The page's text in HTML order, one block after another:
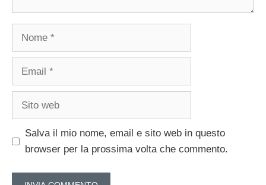
Nome
Email
Sito
Salva il mio nome, email e sito web in questo
browser per la prossima volta che commento.